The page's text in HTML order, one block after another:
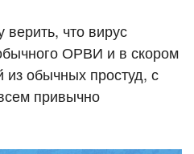
что вирус
ОРВИ и в скором
из обычных простуд, с
привычно